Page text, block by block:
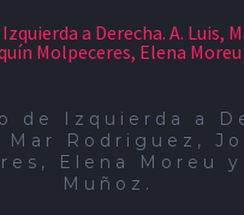
de Izquierda a
Mar Rodriguez,
Elena Moreu y
Muñoz.